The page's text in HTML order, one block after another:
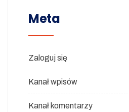
Meta
Zaloguj się
Kanał wpisów
Kanał komentarzy